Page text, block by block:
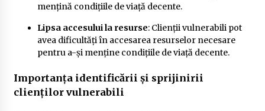
mențină condițiile de viață decente.
Lipsa accesului la resurse: Clienții vulnerabili pot
avea dificultăți în accesarea resurselor necesare
pentru a-și menține condițiile de viață decente.
Importanța identificării și sprijinirii
clienților vulnerabili